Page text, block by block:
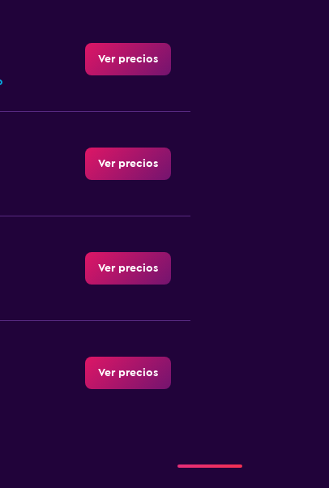
Ver precios
Ver precios
Ver precios
Ver precios